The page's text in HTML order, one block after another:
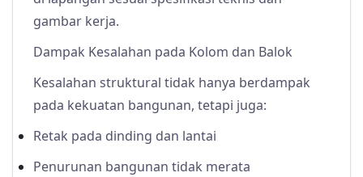
gambar kerja.
Dampak Kesalahan pada Kolom dan Balok
Kesalahan struktural tidak hanya berdampak
pada kekuatan bangunan, tetapi juga:
Retak pada dinding dan lantai
Penurunan bangunan tidak merata